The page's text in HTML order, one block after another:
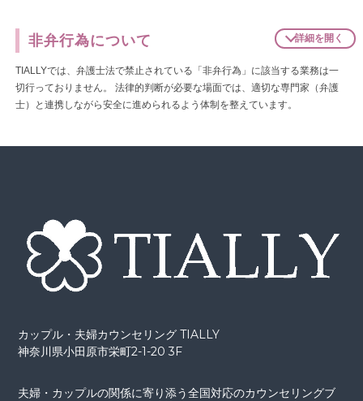
非弁行為について 詳細を開く
TIALLYでは、弁護士法で禁止されている「非弁行為」に該当する業務は一
切行っておりません。
法律的判断が必要な場面では、適切な専門家（弁護
士）と連携しながら安全に進められるよう体制を整えています。
カップル・夫婦カウンセリング TIALLY
神奈川県小田原市栄町2-1-20 3F
夫婦・カップルの関係に寄り添う全国対応のカウンセリングブ